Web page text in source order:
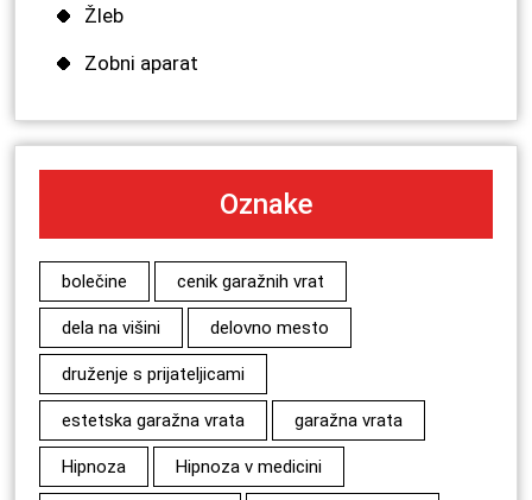
Žleb
Zobni aparat
Oznake
bolečine cenik garažnih vrat
dela na višini delovno mesto
druženje s prijateljicami
estetska garažna vrata garažna vrata
Hipnoza Hipnoza v medicini